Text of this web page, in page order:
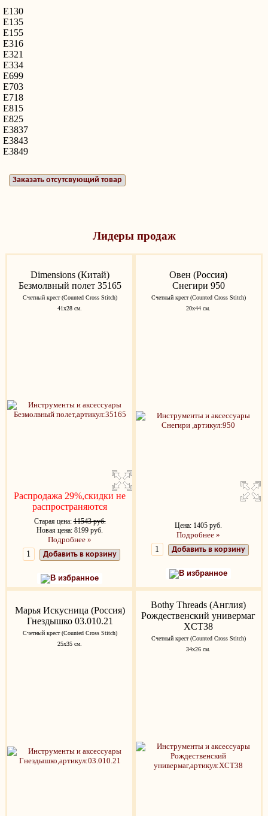
E130
E135
E155
E316
E321
E334
E699
E703
E718
E815
E825
E3837
E3843
E3849
Заказать отсутсвующий товар
Лидеры продаж
Dimensions (Китай)
Безмолвный полет 35165
Счетный крест (Counted Cross Stitch)
41х28 см.
Распродажа 29%,скидки не
распространяются
Старая цена:11543 руб.
Новая цена: 8199 руб.
Подробнее »
Добавить в корзину
В избранное
Овен (Россия)
Снегири 950
Счетный крест (Counted Cross Stitch)
20х44 см.
Цена: 1405 руб.
Подробнее »
Добавить в корзину
В избранное
Марья Искусница (Россия)
Гнездышко 03.010.21
Счетный крест (Counted Cross Stitch)
25x35 см.
Bothy Threads (Англия)
Рождественский универмаг
XCT38
Счетный крест (Counted Cross Stitch)
34х26 см.